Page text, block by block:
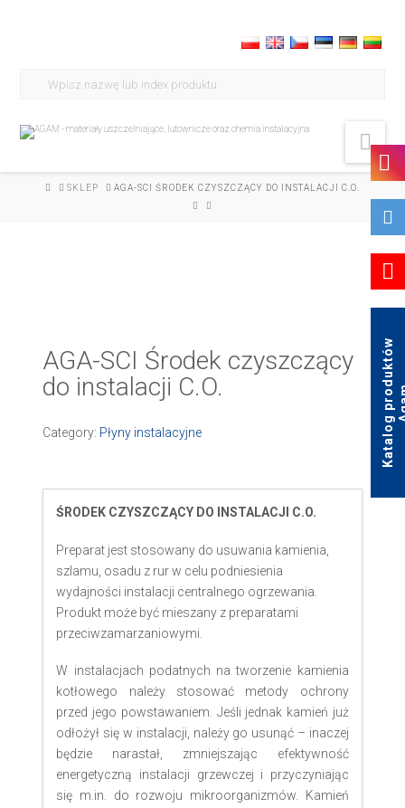
HOMESKLEP AGA-SCI ŚRODEK CZYSZCZĄCY DO INSTALACJI C.O.
AGA-SCI Środek czyszczący
do instalacji C.O.
Category: Płyny instalacyjne
ŚRODEK CZYSZCZĄCY DO INSTALACJI C.O.
Preparat jest stosowany do usuwania kamienia,
szlamu, osadu z rur w celu podniesienia
wydajności instalacji centralnego ogrzewania.
Produkt może być mieszany z preparatami
przeciwzamarzaniowymi.
W instalacjach podatnych na tworzenie kamienia
kotłowego należy stosować metody ochrony
przed jego powstawaniem. Jeśli jednak kamień już
odłożył się w instalacji, należy go usunąć – inaczej
będzie narastał, zmniejszając efektywność
energetyczną instalacji grzewczej i przyczyniając
się m.in. do rozwoju mikroorganizmów. Kamień
K
a
t
a
l
o
g
p
r
o
d
u
k
t
ó
w
A
g
a